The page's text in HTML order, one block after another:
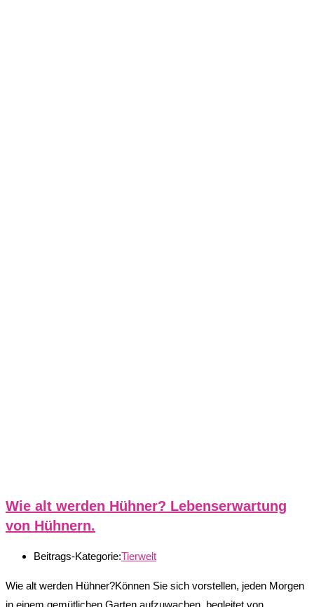
Wie alt werden Hühner? Lebenserwartung
von Hühnern.
Beitrags-Kategorie:Tierwelt
Wie alt werden Hühner?Können Sie sich vorstellen, jeden Morgen